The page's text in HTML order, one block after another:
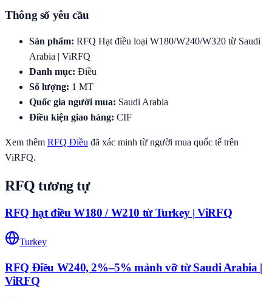
Thông số yêu cầu
Sản phẩm: RFQ Hạt điều loại W180/W240/W320 từ Saudi
Arabia | ViRFQ
Danh mục: Điều
Số lượng: 1 MT
Quốc gia người mua: Saudi Arabia
Điều kiện giao hàng: CIF
Xem thêm RFQ Điều đã xác minh từ người mua quốc tế trên
ViRFQ.
RFQ tương tự
RFQ hạt điều W180 / W210 từ Turkey | ViRFQ
Turkey
RFQ Điều W240, 2%–5% mảnh vỡ từ Saudi Arabia |
ViRFQ